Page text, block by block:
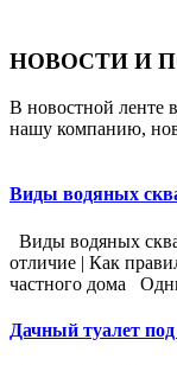
НОВОСТИ И
В новостной
нашу компанию,
Виды водяных
Виды водяных
отличие | Как
частного дома
Дачный туалет